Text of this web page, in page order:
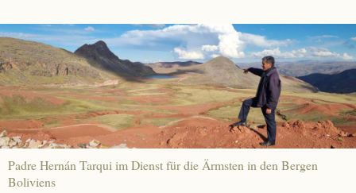
Padre Hernán Tarqui im Dienst für die Ärmsten in den Bergen
Boliviens